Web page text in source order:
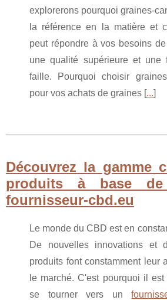
explorerons pourquoi graines-
la référence en la matière et
peut répondre à vos besoins
une qualité supérieure et une
faille. Pourquoi choisir
pour vos achats de graines [...]
Découvrez la gamme
produits à base
fournisseur-cbd.eu
Le monde du CBD est en
De nouvelles innovations et
produits font constamment leur
le marché. C'est pourquoi il
se tourner vers un